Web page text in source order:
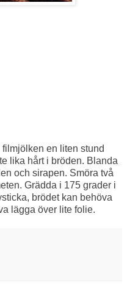
en liten stund
lika hårt i bröden. Blanda
och sirapen. Smöra två
Grädda i 175 grader i
brödet kan behöva
lägga över lite folie.